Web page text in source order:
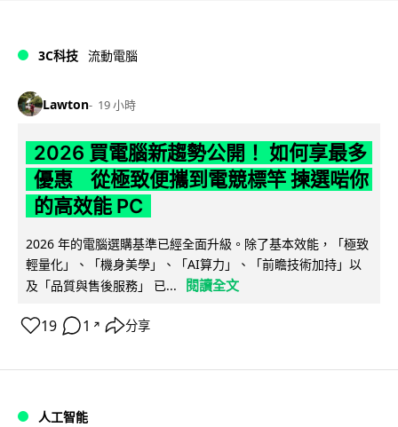
3C科技 流動電腦
Lawton 19 小時
2026 買電腦新趨勢公開！ 如何享最多
優惠 從極致便攜到電競標竿 揀選啱你
的高效能 PC
2026 年的電腦選購基準已經全面升級。除了基本效能，「極致
輕量化」、「機身美學」、「AI算力」、「前瞻技術加持」以
及「品質與售後服務」 已...
閱讀全文
19 1 ↗ 分享
人工智能